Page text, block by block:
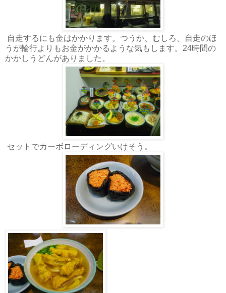
自走するにも金はかかります。つうか、むしろ、自走のほ
うが輪行よりもお金がかかるような気もします。24時間の
かかしうどんがありました。
セットでカーボローディングいけそう。